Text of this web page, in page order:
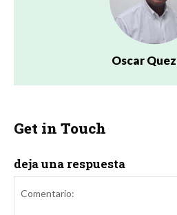
Oscar
Get in Touch
deja una respuesta